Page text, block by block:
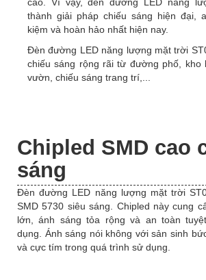
thành giải pháp chiếu sáng hiện đại,
kiệm và hoàn hảo nhất hiện nay.
Đèn đường LED năng lượng mặt trời
chiếu sáng rộng rãi từ đường phố, kho
vườn, chiếu sáng trang trí,...
Chipled SMD cao
sáng
Đèn đường LED năng lượng mặt trời
SMD 5730 siêu sáng. Chipled này cung
lớn, ánh sáng tỏa rộng và an toàn
dụng. Ánh sáng nói không với sản sinh
và cực tím trong quá trình sử dụng.